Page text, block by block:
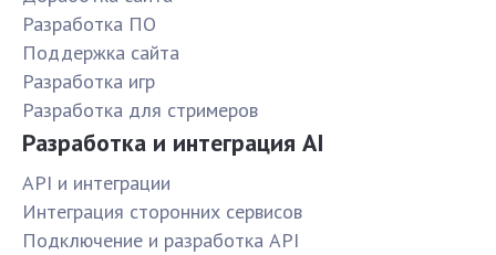
Разработка ПО
Поддержка сайта
Разработка игр
Разработка для стримеров
Разработка и интеграция AI
API и интеграции
Интеграция сторонних сервисов
Подключение и разработка API